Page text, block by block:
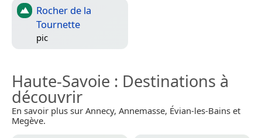
Rocher de la
Tournette
pic
Haute-Savoie : Destinations à
découvrir
En savoir plus sur Annecy, Annemasse, Évian-les-Bains et
Megève.